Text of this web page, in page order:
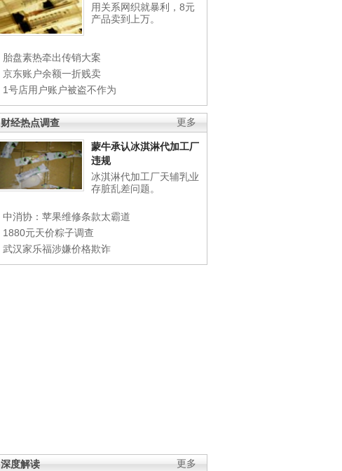
用关系网织就暴利，8元
产品卖到上万。
胎盘素热牵出传销大案
京东账户余额一折贱卖
1号店用户账户被盗不作为
更多
财经热点调查
蒙牛承认冰淇淋代加工厂
违规
冰淇淋代加工厂天辅乳业
存脏乱差问题。
中消协：苹果维修条款太霸道
1880元天价粽子调查
武汉家乐福涉嫌价格欺诈
更多
深度解读